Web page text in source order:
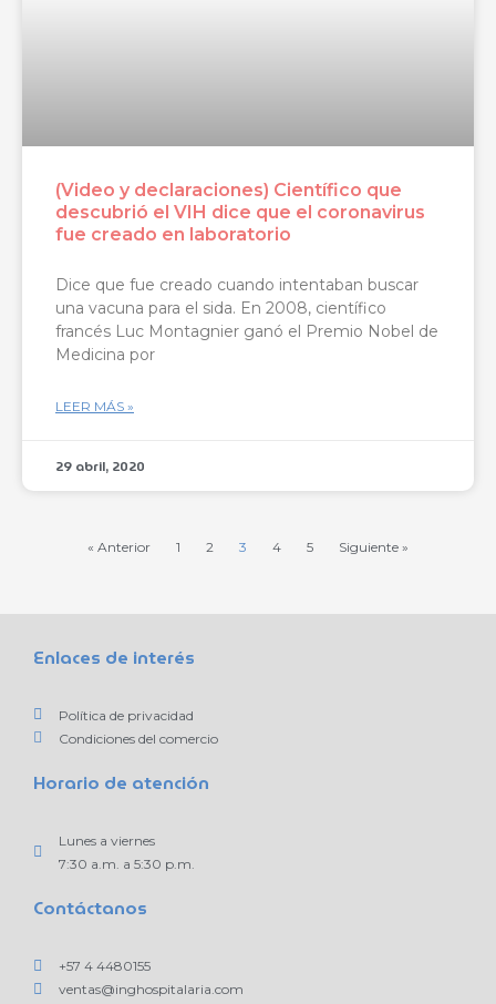
(Video y declaraciones) Científico que
descubrió el VIH dice que el coronavirus
fue creado en laboratorio
Dice que fue creado cuando intentaban buscar
una vacuna para el sida. En 2008, científico
francés Luc Montagnier ganó el Premio Nobel de
Medicina por
LEER MÁS »
29 abril, 2020
« Anterior 1 2 3 4 5 Siguiente »
Enlaces de interés
Política de privacidad
Condiciones del comercio
Horario de atención
Lunes a viernes
7:30 a.m. a 5:30 p.m.
Contáctanos
+57 4 4480155
ventas@inghospitalaria.com